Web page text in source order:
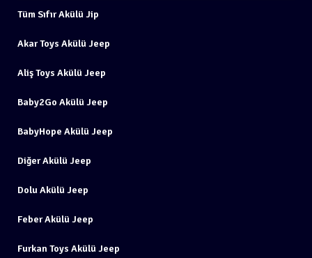
Tüm Sıfır Akülü Jip
Akar Toys Akülü Jeep
Aliş Toys Akülü Jeep
Baby2Go Akülü Jeep
BabyHope Akülü Jeep
Diğer Akülü Jeep
Dolu Akülü Jeep
Feber Akülü Jeep
Furkan Toys Akülü Jeep